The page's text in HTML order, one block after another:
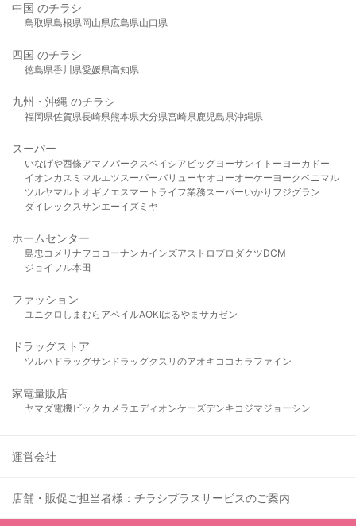
中国 のチラシ
鳥取県島根県岡山県広島県山口県
四国 のチラシ
徳島県香川県愛媛県高知県
九州・沖縄 のチラシ
福岡県佐賀県長崎県熊本県大分県宮崎県鹿児島県沖縄県
スーパー
いなげや西條アマノパークスベイシア ビッグヨーサンイトーヨーカドー
イオンカスミ マルエツスーパーバリューヤオコーオーケー ヨークベニマル
ツルヤマルト オギノ エスマート ライフ業務スーパーいかり フジグラン
ダイレックスサンエーイズミヤ
ホームセンター
島忠 コメリ ナフコ コーナンカインズアストロプロダクツDCM
ジョイフル本田
ファッション
ユニクロ しまむら アベイルAOKIはるやま サカゼン
ドラッグストア
ツルハドラッグサンドラッグクスリのアオキ ココカラファイン
家電量販店
ヤマダ電機ビックカメラ エディオンケーズデンキ コジマジョーシン
運営会社
店舗・販促ご担当者様：チラシプラスサービスのご案内